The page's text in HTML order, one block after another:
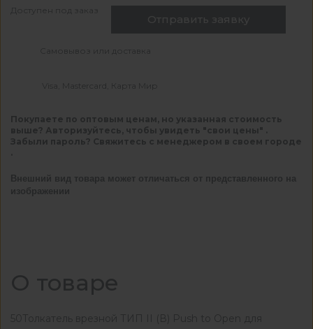
Доступен под заказ
Отправить заявку
Самовывоз или доставка
Visa, Mastercard, Карта Мир
Покупаете по оптовым ценам, но указанная стоимость
выше? Авторизуйтесь, чтобы увидеть "свои цены" .
Забыли пароль? Свяжитесь с менеджером в своем городе
Внешний вид товара может отличаться от представленного на
изображении
О товаре
50Толкатель врезной ТИП II (В) Push to Open для